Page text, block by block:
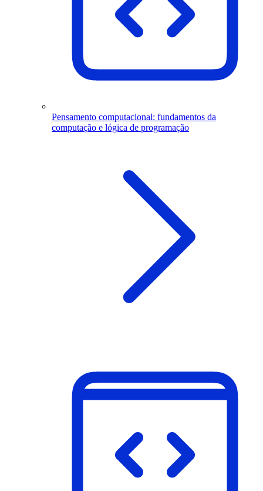
Pensamento computacional: fundamentos da
computação e lógica de programação